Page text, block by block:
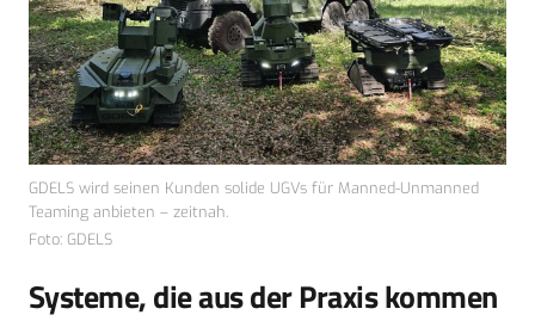
GDELS wird seinen Kunden solide UGVs für Manned-Unmanned
Teaming anbieten – zeitnah.
Foto: GDELS
Systeme, die aus der Praxis kommen